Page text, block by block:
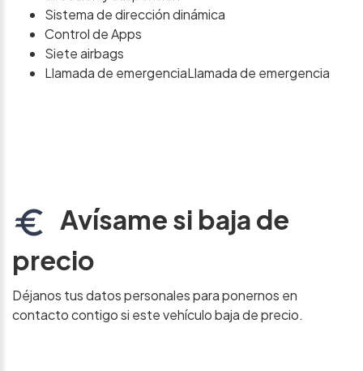
Sistema de dirección dinámica
Control de Apps
Siete airbags
Llamada de emergenciaLlamada de emergencia
Avísame si baja de
precio
Déjanos tus datos personales para ponernos en
contacto contigo si este vehículo baja de precio.